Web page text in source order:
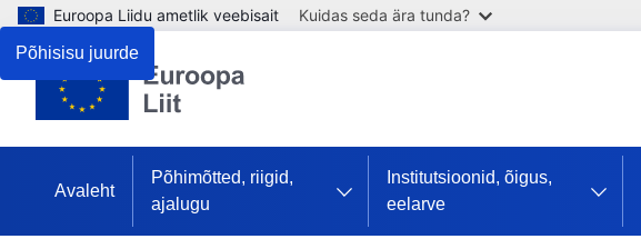
Põhisisu juurde
Euroopa Liidu ametlik veebisait Kuidas seda ära tunda?
Avaleht
Põhimõtted, riigid,
ajalugu
Institutsioonid, õigus,
eelarve